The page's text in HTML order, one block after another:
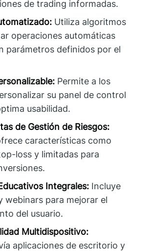
de trading informadas.
Utiliza algoritmos
operaciones automáticas
parámetros definidos por el
Permite a los
su panel de control
usabilidad.
de Gestión de Riesgos:
características como
loss y limitadas para
Integrales: Incluye
webinars para mejorar el
del usuario.
Multidispositivo:
aplicaciones de escritorio y